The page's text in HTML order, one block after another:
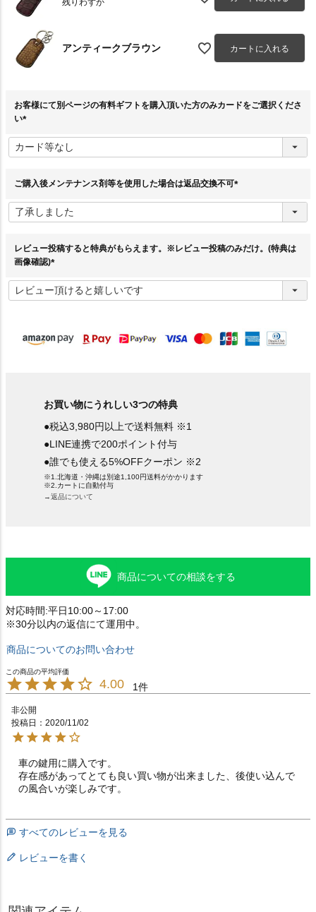
アンティークブラウン カートに入れる
お客様にて別ページの有料ギフトを購入頂いた方のみカードをご選択くださ
い
必
須
ご購入後メンテナンス剤等を使用した場合は返品交換不可
須
レビュー投稿すると特典がもらえます。※レビュー投稿のみだけ。(特典は
画像確認)
必
須
お買い物にうれしい3つの特典
●税込3,980円以上で送料無料 ※1
●LINE連携で200ポイント付与
●誰でも使える5%OFFクーポン ※2
※1.北海道・沖縄は別途1,100円送料がかかります
※2.カートに自動付与
→返品について
商品についての相談をする
対応時間:平日10:00～17:00
※30分以内の返信にて運用中。
商品についてのお問い合わせ
4.00 1
非公開
投稿日
2020/11/02
車の鍵用に購入です。
存在感があってとても良い買い物が出来ました、後使い込んで
の風合いが楽しみです。
すべてのレビューを見る
レビューを書く